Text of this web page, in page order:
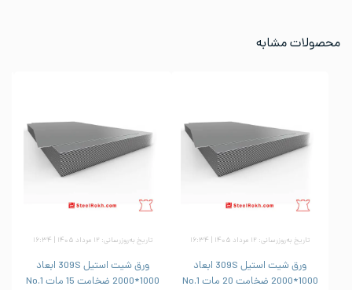
محصولات مشابه
تاریخ به‌روزرسانی: ۱۲ مرداد ۱۴۰۵ | ۱۶:۳۴
ورق شیت استیل 309S ابعاد
1000*2000 ضخامت 20 مات No.1
تاریخ به‌روزرسانی: ۱۲ مرداد ۱۴۰۵ | ۱۶:۳۴
ورق شیت استیل 309S ابعاد
1000*2000 ضخامت 15 مات No.1